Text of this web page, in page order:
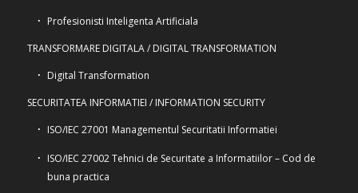
Profesionisti Inteligenta Artificiala
TRANSFORMARE DIGITALA / DIGITAL TRANSFORMATION
Digital Transformation
SECURITATEA INFORMATIEI / INFORMATION SECURITY
ISO/IEC 27001 Managementul Securitatii Informatiei
ISO/IEC 27002 Tehnici de Securitate a Informatiilor – Cod de
buna practica